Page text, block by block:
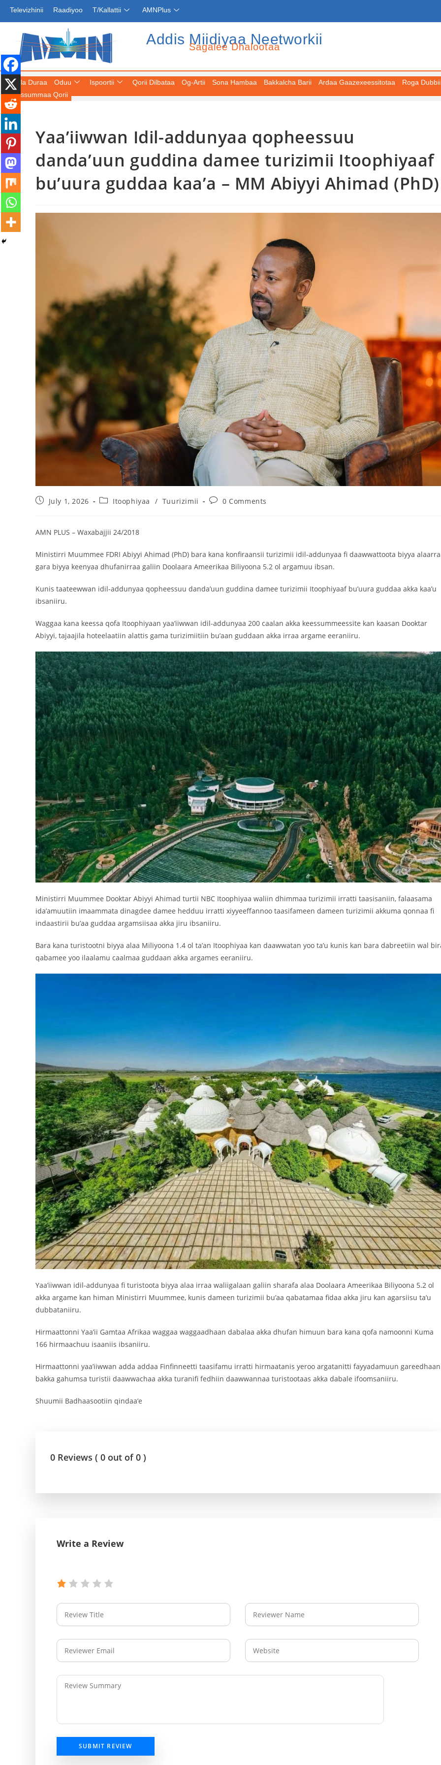
Televizhinii Raadiyoo T/Kallattii AMNPlus
Addis Miidiyaa Neetworkii
Sagalee Dhalootaa
Fuula Duraa Oduu
Itoophiyaanonni miliyoona 5 dursanii
murteessaaniiru; ammammoo dabareen
kan keessani- MM Abiyyi Ahimad (PhD)
August 6, 2026
Ministirri Muummee Dooktar Abiyyi
Ahimad Baahardaar dhaqan
August 6, 2026
Ispoortii Qorii Dilbataa Og-Artii Sona Hambaa Bakkalcha Barii Ardaa Gaazexeessitotaa
Roga Dubbii
Keessummaa Qorii
Yaa’iiwwan Idil-addunyaa qopheessuu
danda’uun guddina damee turizimii Itoophiyaaf
bu’uura guddaa kaa’a – MM Abiyyi Ahimad (PhD)
July 1, 2026 Itoophiyaa / Tuurizimii 0 Comments
AMN PLUS – Waxabajjii 24/2018
Ministirri Muummee FDRI Abiyyi Ahimad (PhD) bara kana konfiraansii turizimii idil-addunyaa fi daawwattoota biyya
gara biyya keenyaa dhufanirraa galiin Doolaara Ameerikaa Biliyoona 5.2 ol argamuu ibsan.
Kunis taateewwan idil-addunyaa qopheessuu danda’uun guddina damee turizimii Itoophiyaaf bu’uura guddaa akka kaa’u
ibsaniiru.
Waggaa kana keessa qofa Itoophiyaan yaa’iiwwan idil-addunyaa 200 caalan akka keessummeessite kan kaasan Dooktar
Abiyyi, tajaajila hoteelaatiin alattis gama turizimiitiin bu’aan guddaan akka irraa argame eeraniiru.
Ministirri Muummee Dooktar Abiyyi Ahimad turtii NBC Itoophiyaa waliin dhimmaa turizimii irratti taasisaniin, falaasama
ida’amuutiin imaammata dinagdee damee hedduu irratti xiyyeeffannoo taasifameen dameen turizimii akkuma qonnaa fi
indaastirii bu’aa guddaa argamsiisaa akka jiru ibsaniiru.
Bara kana turistootni biyya alaa Miliyoona 1.4 ol ta’an Itoophiyaa kan daawwatan yoo ta’u kunis kan bara dabreetiin wal
qabamee yoo ilaalamu caalmaa guddaan akka argames eeraniiru.
Yaa’iiwwan idil-addunyaa fi turistoota biyya alaa irraa waliigalaan galiin sharafa alaa Doolaara Ameerikaa Biliyoona 5.2 ol
akka argame kan himan Ministirri Muummee, kunis dameen turizimii bu’aa qabatamaa fidaa akka jiru kan agarsiisu ta’u
dubbataniiru.
Hirmaattonni Yaa’ii Gamtaa Afrikaa waggaa waggaadhaan dabalaa akka dhufan himuun bara kana qofa namoonni Kuma
166 hirmaachuu isaaniis ibsaniiru.
Hirmaattonni yaa’iiwwan adda addaa Finfinneetti taasifamu irratti hirmaatanis yeroo argatanitti fayyadamuun gareedhaan
bakka gahumsa turistii daawwachaa akka turanifi fedhiin daawwannaa turistootaas akka dabale ifoomsaniiru.
Shuumii Badhaasootiin qindaa’e
0 Reviews ( 0 out of 0 )
Write a Review
SUBMIT REVIEW